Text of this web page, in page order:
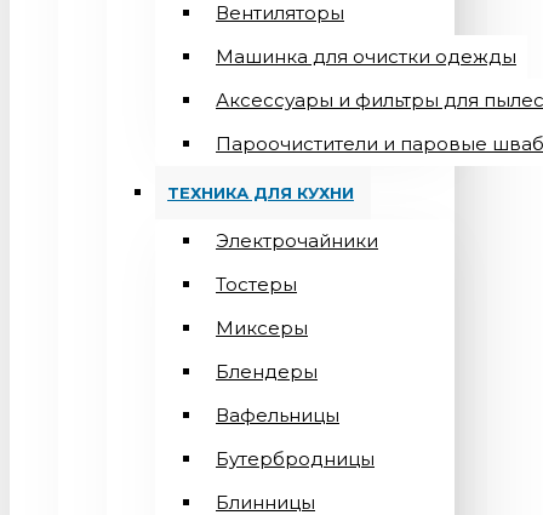
Вентиляторы
Машинка для очистки одежды
Аксессуары и фильтры для
Пароочистители и паровые
ТЕХНИКА ДЛЯ КУХНИ
Электрочайники
Тостеры
Миксеры
Блендеры
Вафельницы
Бутербродницы
Блинницы